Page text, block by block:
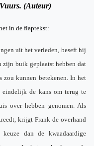
(Auteur)
in de flaptekst:
uit het verleden, beseft hij
zijn buik geplaatst hebben dat
zou kunnen betekenen. In het
de kans om terug te
over hebben genomen. Als
krijgt Frank de overhand
dan de kwaadaardige